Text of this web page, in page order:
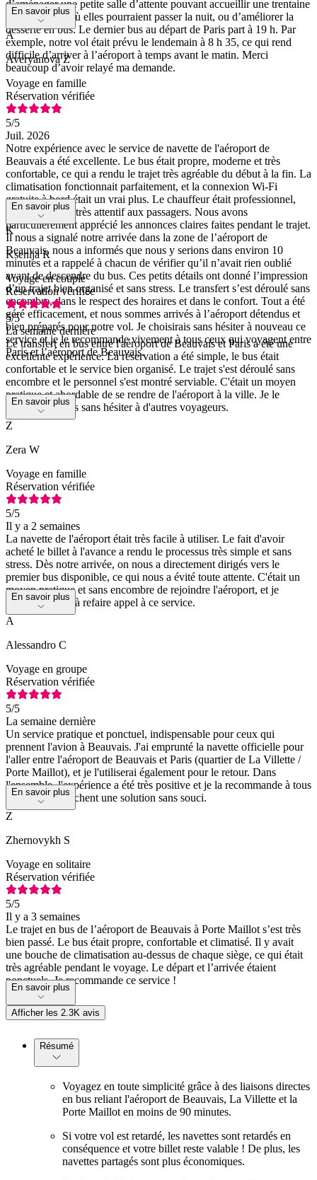
d’aménager une petite salle d’attente pouvant accueillir une trentaine
de personnes, où elles pourraient passer la nuit, ou d’améliorer la
desserte en bus. Le dernier bus au départ de Paris part à 19 h. Par
exemple, notre vol était prévu le lendemain à 8 h 35, ce qui rend
difficile d’arriver à l’aéroport à temps avant le matin. Merci
beaucoup d’avoir relayé ma demande.
En savoir plus
A
Averyanova Z
Voyage en famille
Réservation vérifiée
5/5
Juil. 2026
Notre expérience avec le service de navette de l'aéroport de
Beauvais a été excellente. Le bus était propre, moderne et très
confortable, ce qui a rendu le trajet très agréable du début à la fin. La
climatisation fonctionnait parfaitement, et la connexion Wi-Fi
gratuite à bord était un vrai plus. Le chauffeur était professionnel,
sympathique et très attentif aux passagers. Nous avons
particulièrement apprécié les annonces claires faites pendant le trajet.
Il nous a signalé notre arrivée dans la zone de l’aéroport de
Beauvais, nous a informés que nous y serions dans environ 10
minutes et a rappelé à chacun de vérifier qu’il n’avait rien oublié
avant de descendre du bus. Ces petits détails ont donné l’impression
d’un trajet bien organisé et sans stress. Le transfert s’est déroulé sans
encombre, dans le respect des horaires et dans le confort. Tout a été
géré efficacement, et nous sommes arrivés à l’aéroport détendus et
bien préparés pour notre vol. Je choisirais sans hésiter à nouveau ce
service et je le recommande vivement à tous ceux qui voyagent entre
Paris et l’aéroport de Beauvais.
En savoir plus
K
Ksenija R
Voyage en couple
Réservation vérifiée
5/5
La semaine dernière
Le transfert en bus entre l'aéroport de Beauvais et Paris a été une
excellente expérience. La réservation a été simple, le bus était
confortable et le service bien organisé. Le trajet s'est déroulé sans
encombre et le personnel s'est montré serviable. C'était un moyen
pratique et abordable de se rendre de l'aéroport à la ville. Je le
recommanderais sans hésiter à d'autres voyageurs.
En savoir plus
Z
Zera W
Voyage en famille
Réservation vérifiée
5/5
Il y a 2 semaines
La navette de l'aéroport était très facile à utiliser. Le fait d'avoir
acheté le billet à l'avance a rendu le processus très simple et sans
stress. Dès notre arrivée, on nous a directement dirigés vers le
premier bus disponible, ce qui nous a évité toute attente. C'était un
moyen pratique et sans encombre de rejoindre l'aéroport, et je
n'hésiterais pas à refaire appel à ce service.
En savoir plus
A
Alessandro C
Voyage en groupe
Réservation vérifiée
5/5
La semaine dernière
Un service pratique et ponctuel, indispensable pour ceux qui
prennent l'avion à Beauvais. J'ai emprunté la navette officielle pour
l'aller entre l'aéroport de Beauvais et Paris (quartier de La Villette /
Porte Maillot), et je l'utiliserai également pour le retour. Dans
l'ensemble, l'expérience a été très positive et je la recommande à tous
ceux qui recherchent une solution sans souci.
En savoir plus
Z
Zhernovykh S
Voyage en solitaire
Réservation vérifiée
5/5
Il y a 3 semaines
Le trajet en bus de l’aéroport de Beauvais à Porte Maillot s’est très
bien passé. Le bus était propre, confortable et climatisé. Il y avait
une bouche de climatisation au-dessus de chaque siège, ce qui était
très agréable pendant le voyage. Le départ et l’arrivée étaient
ponctuels. Je recommande ce service !
En savoir plus
Afficher les 2.3K avis
Résumé
Voyagez en toute simplicité grâce à des liaisons directes
en bus reliant l'aéroport de Beauvais, La Villette et la
Porte Maillot en moins de 90 minutes.
Si votre vol est retardé, les navettes sont retardés en
conséquence et votre billet reste valable ! De plus, les
navettes partagés sont plus économiques.